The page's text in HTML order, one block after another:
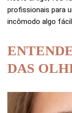
profissionais para
incômodo algo
DAS